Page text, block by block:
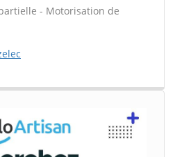
- Motorisation de